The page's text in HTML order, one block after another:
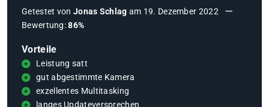
Getestet von Jonas Schlag am 19. Dezember 2022
Bewertung:86%
Vorteile
Leistung satt
gut abgestimmte Kamera
exzellentes Multitasking
langes Updateversprechen